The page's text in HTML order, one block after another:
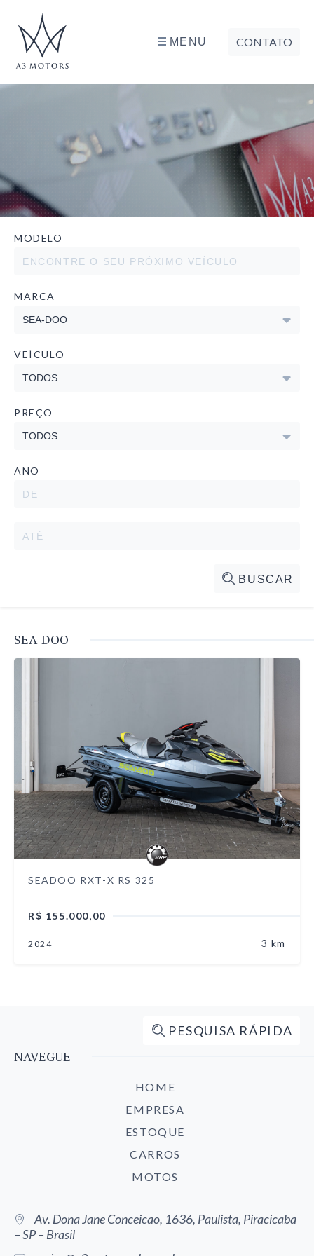
MENU CONTATO
MODELO
MARCA
VEÍCULO
PREÇO
ANO
BUSCAR
SEA-DOO
SEADOO RXT-X RS 325
R$ 155.000,00
2024 3 km
NAVEGUE
HOME
EMPRESA
ESTOQUE
CARROS
MOTOS
Av. Dona Jane Conceicao, 1636, Paulista, Piracicaba
– SP – Brasil
PESQUISA RÁPIDA